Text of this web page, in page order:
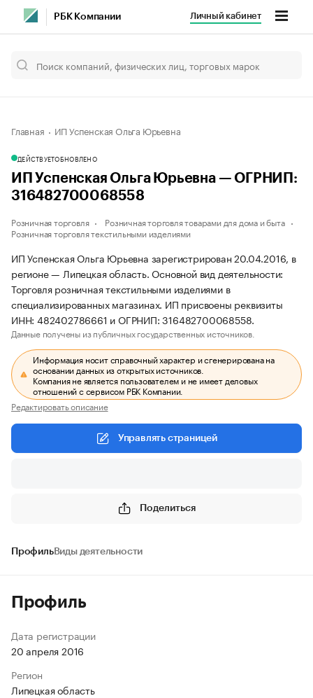
РБК Компании Личный кабинет
Главная ИП Успенская Ольга Юрьевна
ДЕЙСТВУЕТОБНОВЛЕНО
ИП Успенская Ольга Юрьевна — ОГРНИП:
316482700068558
Розничная торговля
Розничная торговля товарами для дома и быта
Розничная торговля текстильными изделиями
ИП Успенская Ольга Юрьевна зарегистрирован 20.04.2016, в
регионе — Липецкая область. Основной вид деятельности:
Торговля розничная текстильными изделиями в
специализированных магазинах. ИП присвоены реквизиты
ИНН: 482402786661 и ОГРНИП: 316482700068558.
Данные получены из публичных государственных источников.
Информация носит справочный характер и сгенерирована на
основании данных из открытых источников.
Компания не является пользователем и не имеет деловых
отношений с сервисом РБК Компании.
Редактировать описание
Управлять страницей
Поделиться
ПрофильВиды деятельности
Профиль
Дата регистрации
20 апреля 2016
Регион
Липецкая область